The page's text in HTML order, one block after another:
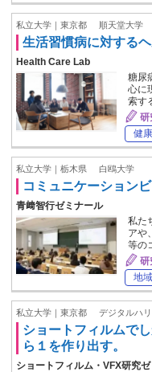
私立大学｜東京都 順天堂大学
生活習慣病に対する
Health Care Lab
糖尿
心に
索す
研
健
私立大学｜栃木県 白鴎大学
コミュニケーション
青﨑智行ゼミナール
私た
アや
等の
研
地
私立大学｜東京都 デジタルハ
ショートフィルムで
ら１を作り出す。
ショートフィルム・VFX研究ゼ